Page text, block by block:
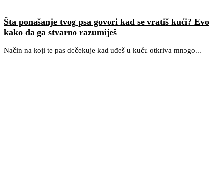
Šta ponašanje tvog psa govori kad se vratiš kući? Evo
kako da ga stvarno razumiješ
Način na koji te pas dočekuje kad uđeš u kuću otkriva mnogo...